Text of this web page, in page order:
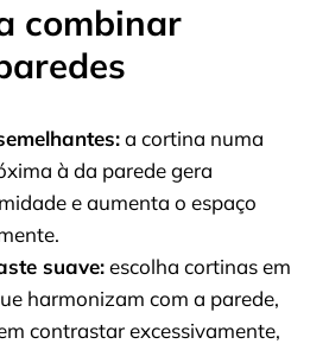
combinar
a cortina numa
à da parede gera
e aumenta o espaço
suave:escolha cortinas em
harmonizam com a parede,
contrastar excessivamente,